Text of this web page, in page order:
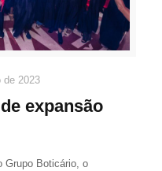
de 2023
expansão
Grupo Boticário, o